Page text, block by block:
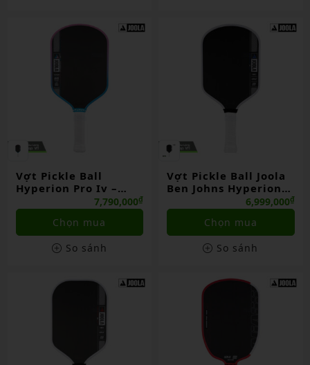
Vợt Pickle Ball
Hyperion Pro Iv –
Asia Colorway7,790,000₫
Chọn mua
So sánh
Vợt Pickle Ball Joola
Ben Johns Hyperion
6,999,000₫
Chọn mua
So sánh